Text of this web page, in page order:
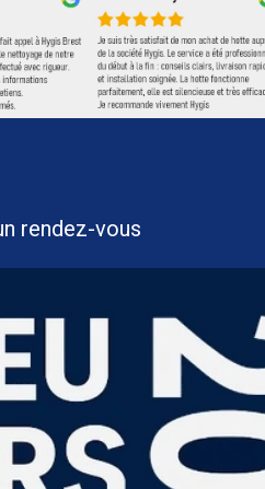
conseil, un